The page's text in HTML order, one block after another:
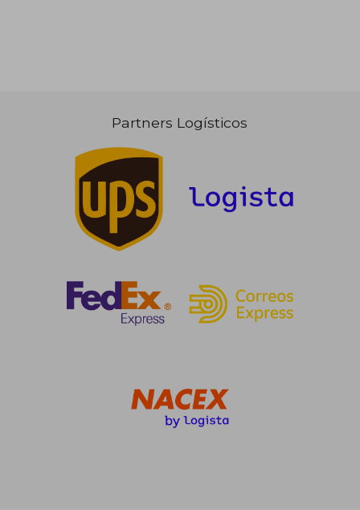
Partners Logísticos